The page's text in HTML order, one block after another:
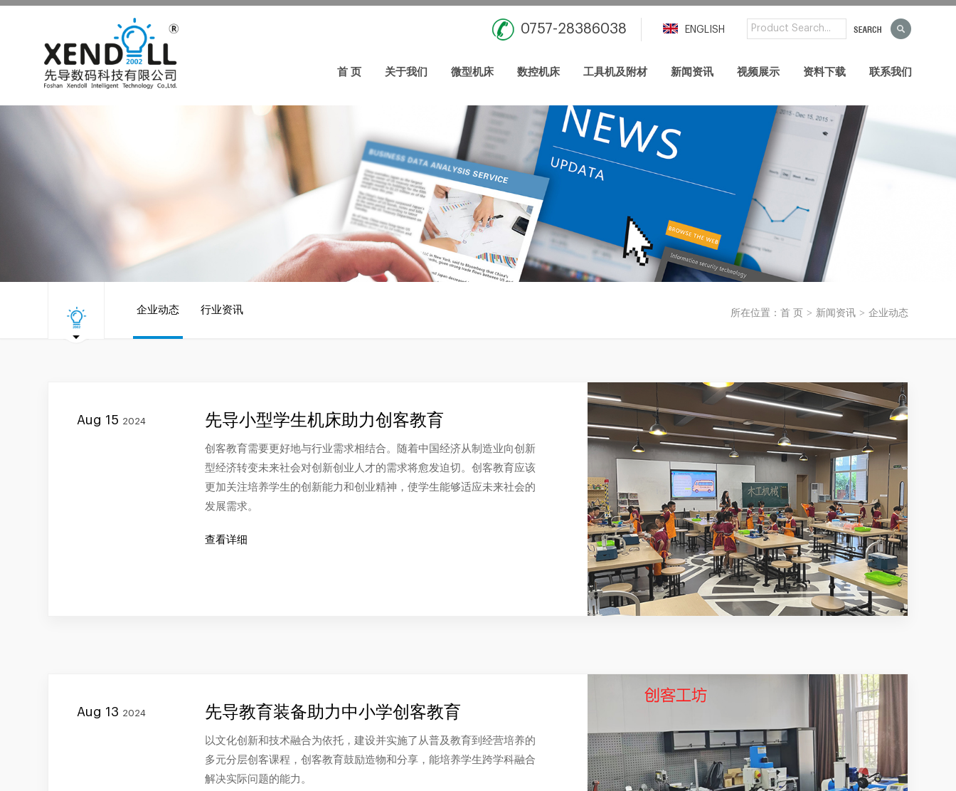
0757-28386038 ENGLISH
首 页 关于我们 微型机床 数控机床 工具机及附材 新闻资讯 视频展示 资料下载 联系我们
企业动态 行业资讯 所在位置： 首 页 > 新闻资讯 > 企业动态
Aug 15 2024 先导小型学生机床助力创客教育
创客教育需要更好地与行业需求相结合。随着中国经济从制造业向创新
型经济转变未来社会对创新创业人才的需求将愈发迫切。创客教育应该
更加关注培养学生的创新能力和创业精神，使学生能够适应未来社会的
发展需求。
查看详细
Aug 13 2024 先导教育装备助力中小学创客教育
以文化创新和技术融合为依托，建设并实施了从普及教育到经营培养的
多元分层创客课程，创客教育鼓励造物和分享，能培养学生跨学科融合
解决实际问题的能力。